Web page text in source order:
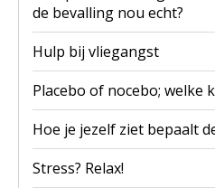
de bevalling nou echt?
Hulp bij vliegangst
Placebo of nocebo; welke
Hoe je jezelf ziet bepaalt
Stress? Relax!